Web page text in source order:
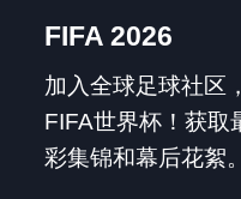
FIFA 2026
加入全球足球社区
FIFA世界杯！获取
彩集锦和幕后花絮